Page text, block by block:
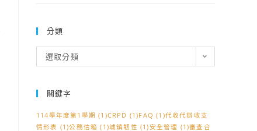
分類
類
選取分類
關鍵字
114學年度第1學期 (1)CRPD (1)FAQ (1)代收代辦收支
情形表 (1)公務信箱 (1)城鎮韌性 (1)安全管理 (1)審查合